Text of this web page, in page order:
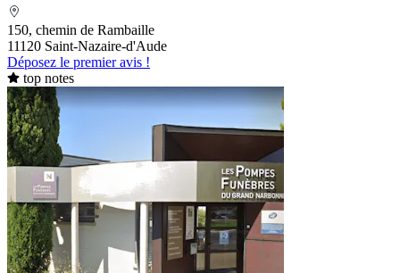
150, chemin de Rambaille
11120 Saint-Nazaire-d'Aude
Déposez le premier avis !
top notes